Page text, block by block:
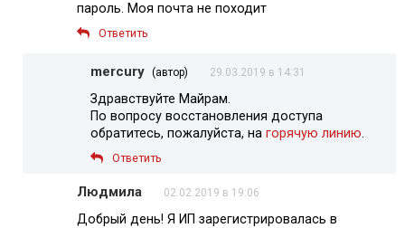
пароль. Моя почта не походит
Ответить
mercury (автор) 29.03.2019 в 14:31
Здравствуйте Майрам.
По вопросу восстановления доступа
обратитесь, пожалуйста, на горячую линию.
Ответить
Людмила 02.02.2019 в 19:06
Добрый день! Я ИП зарегистрировалась в